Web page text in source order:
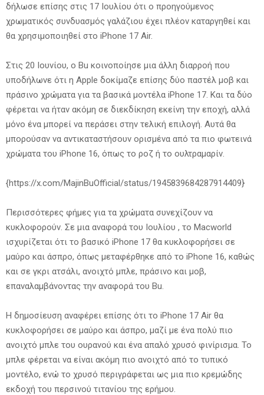
δήλωσε επίσης στις 17 Ιουλίου ότι ο προηγούμενος
χρωματικός συνδυασμός γαλάζιου έχει πλέον καταργηθεί και
θα χρησιμοποιηθεί στο iPhone 17 Air.
Στις 20 Ιουνίου, ο Bu κοινοποίησε μια άλλη διαρροή που
υποδήλωνε ότι η Apple δοκίμαζε επίσης δύο παστέλ μοβ και
πράσινο χρώματα για τα βασικά μοντέλα iPhone 17. Και τα δύο
φέρεται να ήταν ακόμη σε διεκδίκηση εκείνη την εποχή, αλλά
μόνο ένα μπορεί να περάσει στην τελική επιλογή. Αυτά θα
μπορούσαν να αντικαταστήσουν ορισμένα από τα πιο φωτεινά
χρώματα του iPhone 16, όπως το ροζ ή το ουλτραμαρίν.
{https://x.com/MajinBuOfficial/status/1945839684287914409}
Περισσότερες φήμες για τα χρώματα συνεχίζουν να
κυκλοφορούν. Σε μια αναφορά του Ιουλίου , το Macworld
ισχυρίζεται ότι το βασικό iPhone 17 θα κυκλοφορήσει σε
μαύρο και άσπρο, όπως μεταφέρθηκε από το iPhone 16, καθώς
και σε γκρι ατσάλι, ανοιχτό μπλε, πράσινο και μοβ,
επαναλαμβάνοντας την αναφορά του Bu.
Η δημοσίευση αναφέρει επίσης ότι το iPhone 17 Air θα
κυκλοφορήσει σε μαύρο και άσπρο, μαζί με ένα πολύ πιο
ανοιχτό μπλε του ουρανού και ένα απαλό χρυσό φινίρισμα. Το
μπλε φέρεται να είναι ακόμη πιο ανοιχτό από το τυπικό
μοντέλο, ενώ το χρυσό περιγράφεται ως μια πιο κρεμώδης
εκδοχή του περσινού τιτανίου της ερήμου.